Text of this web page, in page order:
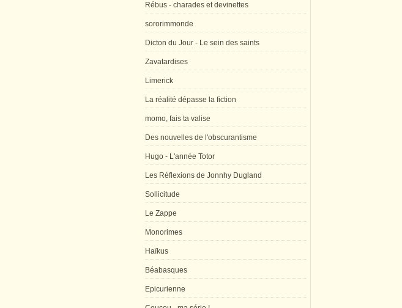
Rébus - charades et devinettes
sororimmonde
Dicton du Jour - Le sein des saints
Zavatardises
Limerick
La réalité dépasse la fiction
momo, fais ta valise
Des nouvelles de l'obscurantisme
Hugo - L'année Totor
Les Réflexions de Jonnhy Dugland
Sollicitude
Le Zappe
Monorimes
Haïkus
Béabasques
Epicurienne